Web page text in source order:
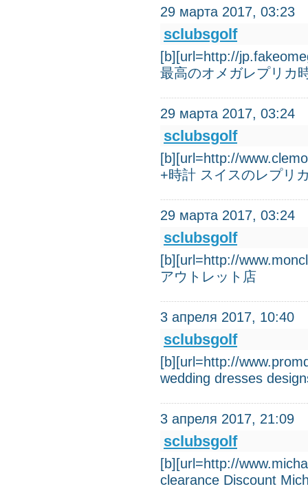
29 марта 2017, 03:23
sclubsgolf
[b][url=http://
最高のオメガレプリカ
29 марта 2017, 03:24
sclubsgolf
[b][url=http://
+時計 スイスのレプリ
29 марта 2017, 03:24
sclubsgolf
[b][url=http://
アウトレット店
3 апреля 2017, 10:40
sclubsgolf
[b][url=http://
wedding dresses
3 апреля 2017, 21:09
sclubsgolf
[b][url=http://
clearance Discount